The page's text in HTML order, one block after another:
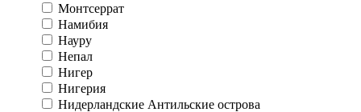
Монтсеррат
Намибия
Науру
Непал
Нигер
Нигерия
Нидерландские Антильские острова